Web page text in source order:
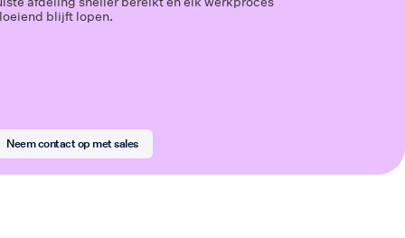
blijft lopen.
Neem contact op met sales